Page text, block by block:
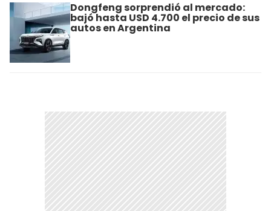
Dongfeng sorprendió al mercado:
bajó hasta USD 4.700 el precio de sus
autos en Argentina